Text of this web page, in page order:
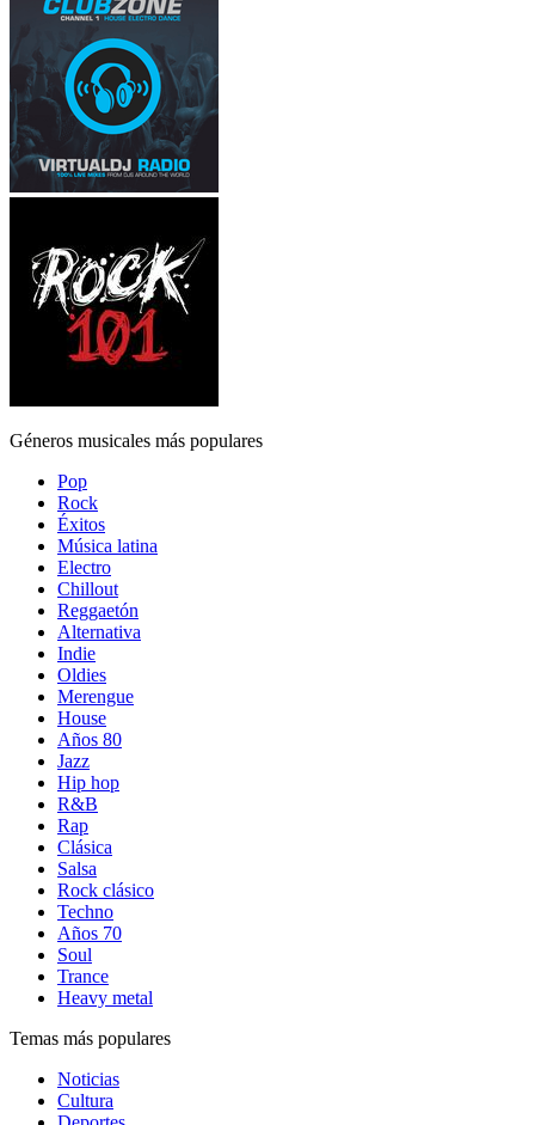
Géneros musicales más populares
Pop
Rock
Éxitos
Música latina
Electro
Chillout
Reggaetón
Alternativa
Indie
Oldies
Merengue
House
Años 80
Jazz
Hip hop
R&B
Rap
Clásica
Salsa
Rock clásico
Techno
Años 70
Soul
Trance
Heavy metal
Temas más populares
Noticias
Cultura